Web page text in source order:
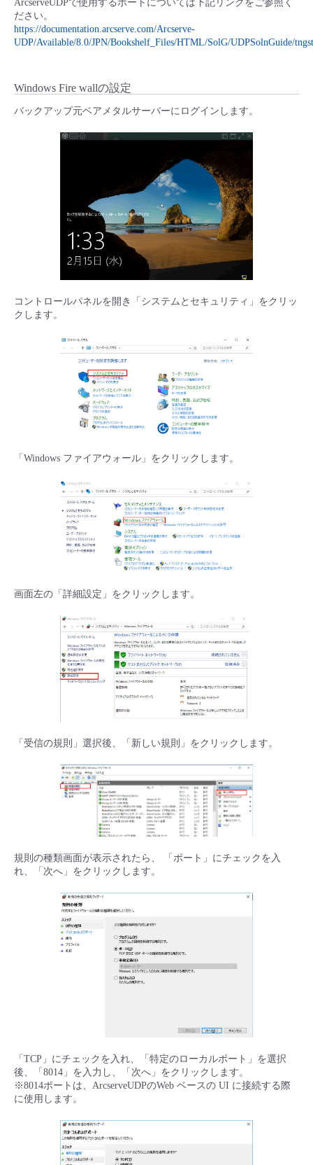
- vUTM2
ArcserveUDPで使用するポートについては下記リンクをご参照く
ださい。
https://documentation.arcserve.com/Arcserve-
UDP/Available/8.0/JPN/Bookshelf_Files/HTML/SolG/UDPSolnGuide/
Windows Fire wallの設定
バックアップ元ベアメタルサーバーにログインします。
コントロールパネルを開き「システムとセキュリティ」をクリッ
クします。
「Windows ファイアウォール」をクリックします。
画面左の「詳細設定」をクリックします。
「受信の規則」選択後、「新しい規則」をクリックします。
規則の種類画面が表示されたら、 「ポート」にチェックを入
れ、「次へ」をクリックします。
「TCP」にチェックを入れ、「特定のローカルポート」を選択
後、「8014」を入力し、「次へ」をクリックします。
※8014ポートは、ArcserveUDPのWeb ベースの UI に接続する際
に使用します。